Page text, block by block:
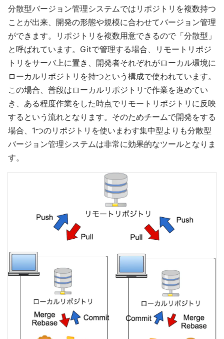
分散型バージョン管理システムではリポジトリを複数持つ
ことが出来、開発の形態や規模に合わせてバージョン管理
ができます。リポジトリを複数用意できるので「分散型」
と呼ばれています。Gitで管理する場合、リモートリポジ
トリをサーバ上に置き、開発者それぞれがローカル環境に
ローカルリポジトリを持つという構成で使われています。
この場合、普段はローカルリポジトリで作業を進めてい
き、ある程度作業をした時点でリモートリポジトリに反映
するという流れとなります。そのためチームで開発をする
場合、1つのリポジトリを使いまわす集中型よりも分散型
バージョン管理システムは非常に効果的なツールとなりま
す。